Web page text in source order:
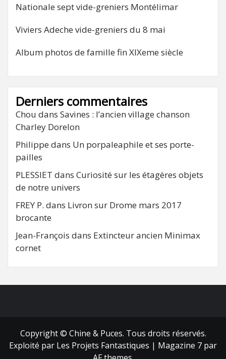
Nationale sept vide-greniers Montélimar
Viviers Adeche vide-greniers du 8 mai
Album photos de famille fin XIXeme siècle
Derniers commentaires
Chou dans Savines : l’ancien village chanson
Charley Dorelon
Philippe dans Un porpaleaphile et ses porte-
pailles
PLESSIET dans Curiosité sur les étagères objets
de notre univers
FREY P. dans Livron sur Drome mars 2017
brocante
Jean-François dans Extincteur ancien Minimax
cornet
Copyright © Chine & Puces. Tous droits réservés.
Exploité par Les Projets Fantastiques | Magazine 7 par